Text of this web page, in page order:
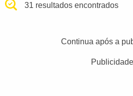
31 resultados encontrados
Continua após a
Publicidade